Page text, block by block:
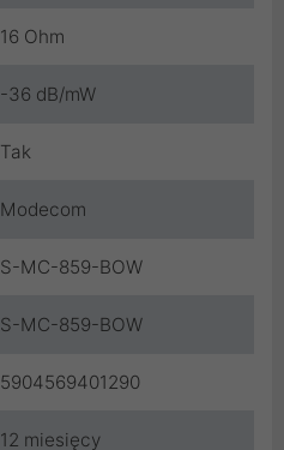
16 Ohm
-36 dB/mW
Tak
Modecom
S-MC-859-BOW
S-MC-859-BOW
5904569401290
12 miesięcy